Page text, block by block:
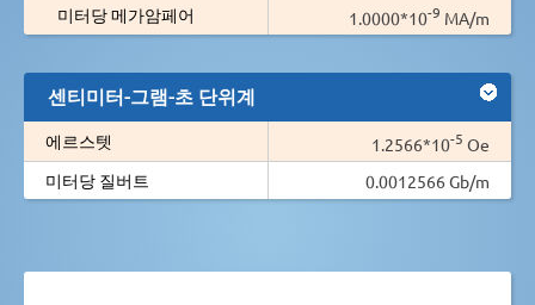
미터당 메가암페어
1.0000*10-9 MA/m
센티미터-그램-초 단위계
에르스텟 1.2566*10-5 Oe
미터당 질버트
0.0012566 Gb/m